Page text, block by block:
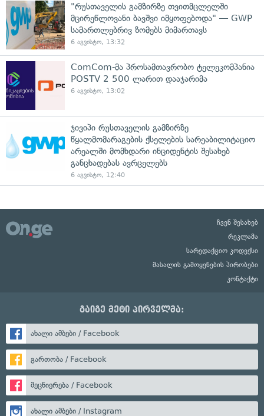
"რუსთაველის გამზირზე თვითმცლელში
მცირეწლოვანი ბავშვი იმყოფებოდა" — GWP
სამართლებრივ ზომებს მიმართავს
6 აგვისტო, 13:32
ComCom-მა პროსამთავრობო ტელეკომპანია
POSTV 2 500 ლარით დააჯარიმა
6 აგვისტო, 13:02
ჯივიპი რუსთაველის გამზირზე
წყალმომარაგების ქსელების სარეაბილიტაციო
არეალში მომხდარი ინციდენტის შესახებ
განცხადებას ავრცელებს
6 აგვისტო, 12:40
ჩვენ შესახებ
რეკლამა
სარედაქციო კოდექსი
მასალის გამოყენების პირობები
კონტაქტი
გაიგე მეტი პირველმა:
ახალი ამბები / Facebook
გართობა / Facebook
მეცნიერება / Facebook
ახალი ამბები / Instagram